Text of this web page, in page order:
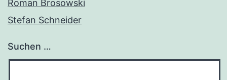
Roman Brosowski
Stefan Schneider
Suchen …